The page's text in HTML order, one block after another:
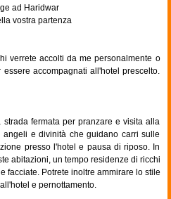
ad Haridwar
vostra partenza
verrete accolti da me personalmente o
accompagnati all'hotel prescelto.
fermata per pranzare e visita alla
e divinità che guidano carri sulle
presso l'hotel e pausa di riposo. In
abitazioni, un tempo residenze di ricchi
facciate. Potrete inoltre ammirare lo stile
e pernottamento.